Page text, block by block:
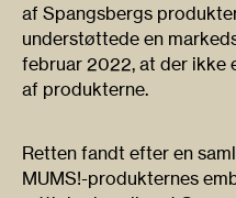
af Spangsbergs
understøttede en
februar 2022, at der ikke
af produkterne.
Retten fandt efter en
MUMS!-produkternes